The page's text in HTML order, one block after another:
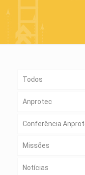
Todos
Anprotec
Conferência
Missões
Notícias